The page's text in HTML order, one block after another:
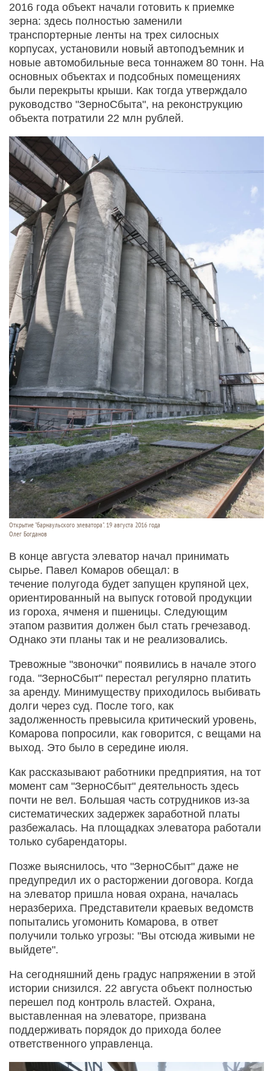
2016 года объект начали готовить к приемке
зерна: здесь полностью заменили
транспортерные ленты на трех силосных
корпусах, установили новый автоподъемник и
новые автомобильные веса тоннажем 80 тонн. На
основных объектах и подсобных помещениях
были перекрыты крыши. Как тогда утверждало
руководство "ЗерноСбыта", на реконструкцию
объекта потратили 22 млн рублей.
Открытие "барнаульского элеватора". 19 августа 2016 года
Олег Богданов
В конце августа элеватор начал принимать
сырье. Павел Комаров обещал: в
течение полугода будет запущен крупяной цех,
ориентированный на выпуск готовой продукции
из гороха, ячменя и пшеницы. Следующим
этапом развития должен был стать гречезавод.
Однако эти планы так и не реализовались.
Тревожные "звоночки" появились в начале этого
года. "ЗерноСбыт" перестал регулярно платить
за аренду. Минимуществу приходилось выбивать
долги через суд. После того, как
задолженность превысила критический уровень,
Комарова попросили, как говорится, с вещами на
выход. Это было в середине июля.
Как рассказывают работники предприятия, на тот
момент сам "ЗерноСбыт" деятельность здесь
почти не вел. Большая часть сотрудников из-за
систематических задержек заработной платы
разбежалась. На площадках элеватора работали
только субарендаторы.
Позже выяснилось, что "ЗерноСбыт" даже не
предупредил их о расторжении договора. Когда
на элеватор пришла новая охрана, началась
неразбериха. Представители краевых ведомств
попытались угомонить Комарова, в ответ
получили только угрозы: "Вы отсюда живыми не
выйдете".
На сегодняшний день градус напряжении в этой
истории снизился. 22 августа объект полностью
перешел под контроль властей. Охрана,
выставленная на элеваторе, призвана
поддерживать порядок до прихода более
ответственного управленца.